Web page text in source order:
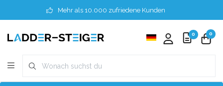
Mehr als 10.000 zufriedene Kunden
0 0